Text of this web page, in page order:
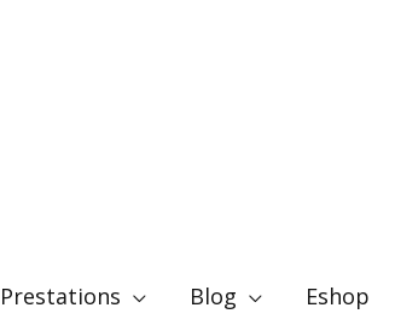
Prestations Blog Eshop